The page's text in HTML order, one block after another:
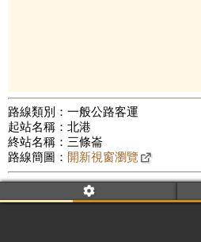
路線類別：一般公路客運
起站名稱：北港
終站名稱：三條崙
路線簡圖： 開新視窗瀏覽
附屬名稱：7222
車頭描述：北港
三條崙(經萡子寮)
公車數量: 累計5842、上線4594